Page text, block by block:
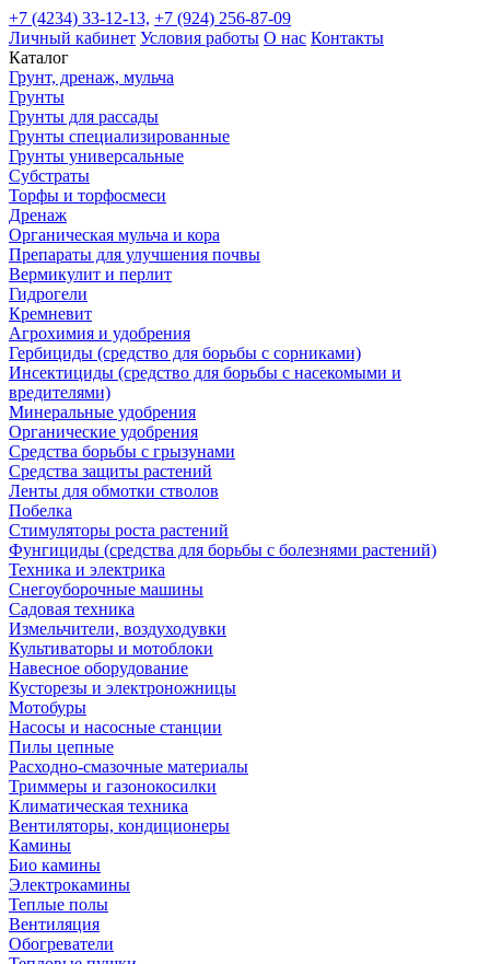
+7 (4234) 33-12-13, +7 (924) 256-87-09
Личный кабинет Условия работы О нас Контакты
Каталог
Грунт, дренаж, мульча
Грунты
Грунты для рассады
Грунты специализированные
Грунты универсальные
Субстраты
Торфы и торфосмеси
Дренаж
Органическая мульча и кора
Препараты для улучшения почвы
Вермикулит и перлит
Гидрогели
Кремневит
Агрохимия и удобрения
Гербициды (средство для борьбы с сорниками)
Инсектициды (средство для борьбы с насекомыми и
вредителями)
Минеральные удобрения
Органические удобрения
Средства борьбы с грызунами
Средства защиты растений
Ленты для обмотки стволов
Побелка
Стимуляторы роста растений
Фунгициды (средства для борьбы с болезнями растений)
Техника и электрика
Снегоуборочные машины
Садовая техника
Измельчители, воздуходувки
Культиваторы и мотоблоки
Навесное оборудование
Кусторезы и электроножницы
Мотобуры
Насосы и насосные станции
Пилы цепные
Расходно-смазочные материалы
Триммеры и газонокосилки
Климатическая техника
Вентиляторы, кондиционеры
Камины
Био камины
Электрокамины
Теплые полы
Вентиляция
Обогреватели